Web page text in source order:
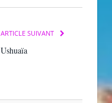
ARTICLE SUIVANT
Ushuaïa